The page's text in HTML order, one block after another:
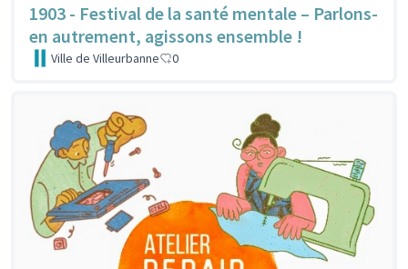
1903 - Festival de la santé mentale – Parlons-
en autrement, agissons ensemble !
Ville de Villeurbanne 0